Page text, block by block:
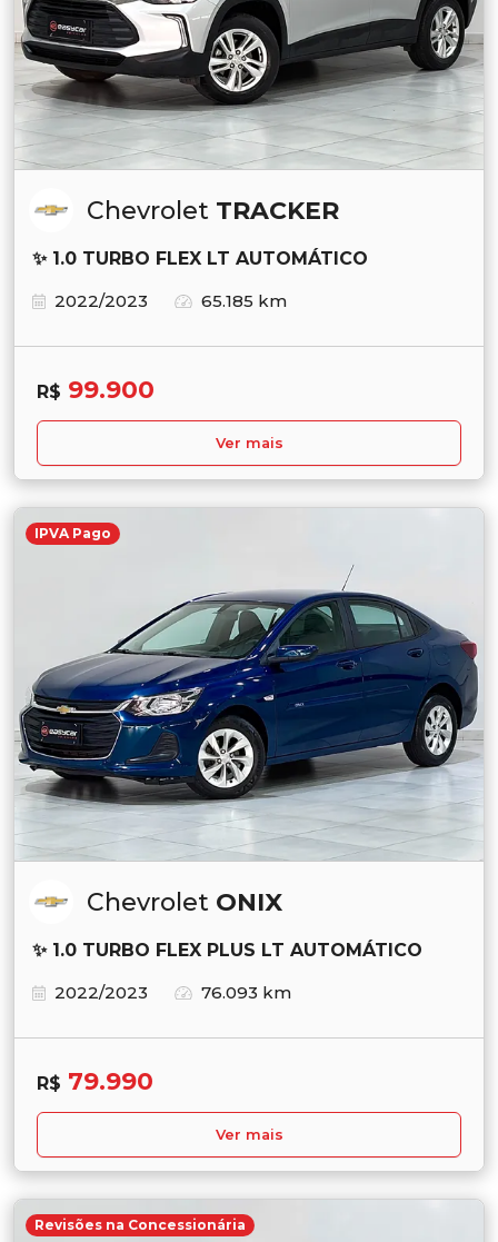
Chevrolet TRACKER
✨ 1.0 TURBO FLEX LT AUTOMÁTICO
2022/2023
65.185 km
R$ 99.900
Ver mais
IPVA Pago
Chevrolet ONIX
✨ 1.0 TURBO FLEX PLUS LT AUTOMÁTICO
2022/2023
76.093 km
R$ 79.990
Ver mais
Revisões na Concessionária